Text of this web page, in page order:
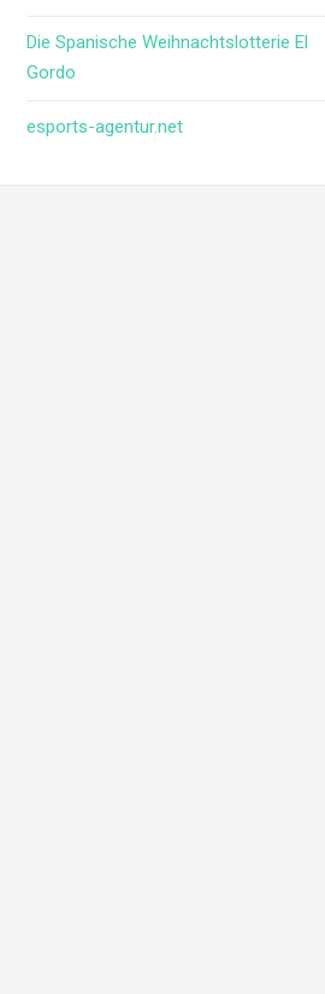
Die Spanische Weihnachtslotterie El
Gordo
esports-agentur.net